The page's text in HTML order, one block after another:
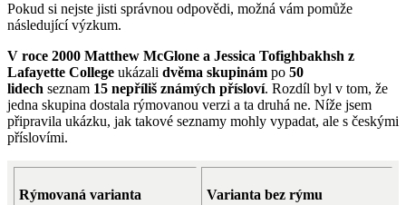
Pokud si nejste jisti správnou odpovědi, možná vám pomůže
následující výzkum.
V roce 2000 Matthew McGlone a Jessica Tofighbakhsh z
Lafayette College ukázali dvěma skupinám po 50
lidech seznam 15 nepříliš známých přísloví. Rozdíl byl v tom, že
jedna skupina dostala rýmovanou verzi a ta druhá ne. Níže jsem
připravila ukázku, jak takové seznamy mohly vypadat, ale s českými
příslovími.
Rýmovaná varianta Varianta bez rýmu